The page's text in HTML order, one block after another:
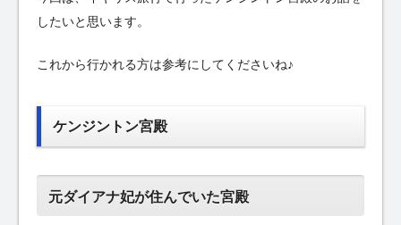
したいと思います。
これから行かれる方は参考にしてくださいね♪
ケンジントン宮殿
元ダイアナ妃が住んでいた宮殿